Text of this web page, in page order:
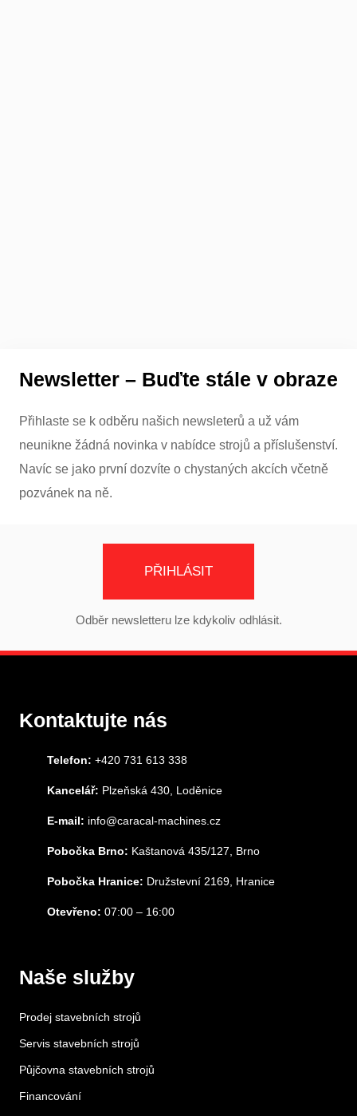
Newsletter – Buďte stále v obraze
Přihlaste se k odběru našich newsleterů a už vám
neunikne žádná novinka v nabídce strojů a příslušenství.
Navíc se jako první dozvíte o chystaných akcích včetně
pozvánek na ně.
PŘIHLÁSIT
Odběr newsletteru lze kdykoliv odhlásit.
Kontaktujte nás
Telefon: +420 731 613 338
Kancelář: Plzeňská 430, Loděnice
E-mail: info@caracal-machines.cz
Pobočka Brno: Kaštanová 435/127, Brno
Pobočka Hranice: Družstevní 2169, Hranice
Otevřeno: 07:00 – 16:00
Naše služby
Prodej stavebních strojů
Servis stavebních strojů
Půjčovna stavebních strojů
Financování